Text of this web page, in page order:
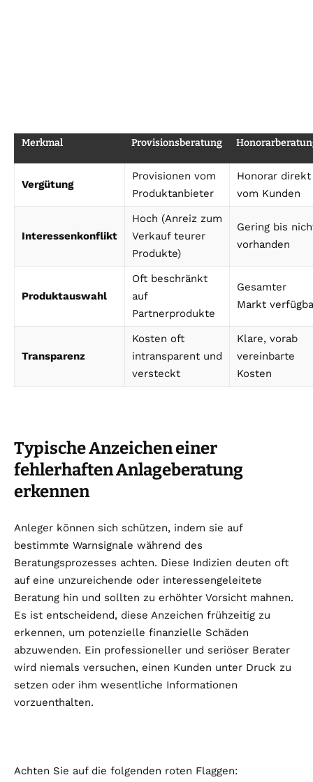
Merkmal Provisionsberatung
Vergütung
Provisionen vom
Produktanbieter
Honorar direkt
vom Kunden
Interessenkonflikt
Hoch (Anreiz zum
Verkauf teurer
Produkte)
Gering bis
vorhanden
Produktauswahl
Oft beschränkt
auf
Partnerprodukte
Gesamter
Markt
Transparenz
Kosten oft
intransparent und
versteckt
Klare, vorab
vereinbarte
Kosten
Typische Anzeichen einer
fehlerhaften Anlageberatung
erkennen
Anleger können sich schützen, indem sie auf
bestimmte Warnsignale während des
Beratungsprozesses achten. Diese Indizien deuten oft
auf eine unzureichende oder interessengeleitete
Beratung hin und sollten zu erhöhter Vorsicht mahnen.
Es ist entscheidend, diese Anzeichen frühzeitig zu
erkennen, um potenzielle finanzielle Schäden
abzuwenden. Ein professioneller und seriöser Berater
wird niemals versuchen, einen Kunden unter Druck zu
setzen oder ihm wesentliche Informationen
vorzuenthalten.
Achten Sie auf die folgenden roten Flaggen: